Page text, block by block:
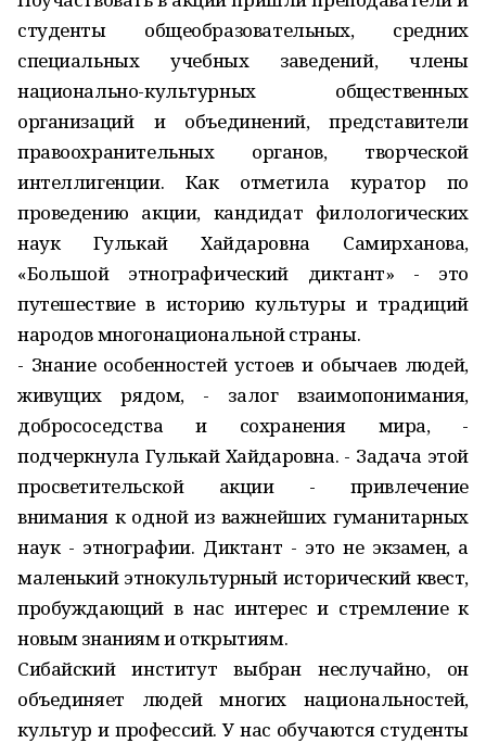
студенты общеобразовательных, средних
специальных учебных заведений, члены
национально-культурных общественных
организаций и объединений, представители
правоохранительных органов, творческой
интеллигенции. Как отметила куратор по
проведению акции, кандидат филологических
наук Гулькай Хайдаровна Самирханова,
«Большой этнографический диктант» - это
путешествие в историю культуры и традиций
народов многонациональной страны.
- Знание особенностей устоев и обычаев людей,
живущих рядом, - залог взаимопонимания,
добрососедства и сохранения мира, -
подчеркнула Гулькай Хайдаровна. - Задача этой
просветительской акции - привлечение
внимания к одной из важнейших гуманитарных
наук - этнографии. Диктант - это не экзамен, а
маленький этнокультурный исторический квест,
пробуждающий в нас интерес и стремление к
новым знаниям и открытиям.
Сибайский институт выбран неслучайно, он
объединяет людей многих национальностей,
культур и профессий. У нас обучаются студенты